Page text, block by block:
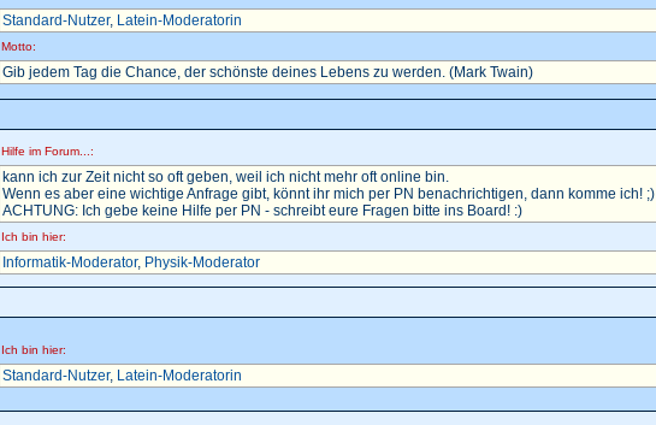
Standard-Nutzer, Latein-Moderatorin
Motto:
Gib jedem Tag die Chance, der schönste deines Lebens zu werden. (Mark Twain)
Hilfe im Forum...:
kann ich zur Zeit nicht so oft geben, weil ich nicht mehr oft online bin.
Wenn es aber eine wichtige Anfrage gibt, könnt ihr mich per PN benachrichtigen, dann komme ich! ;)
ACHTUNG: Ich gebe keine Hilfe per PN - schreibt eure Fragen bitte ins Board! :)
Ich bin hier:
Informatik-Moderator, Physik-Moderator
Ich bin hier:
Standard-Nutzer, Latein-Moderatorin